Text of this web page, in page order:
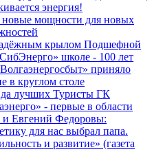
энергия!
мощности для новых
крылом Подшефной
школе - 100 лет
приняло
в круглом столе
лучших Туристы ГК
- первые в области
и Евгений Федоровы:
для нас выбрал папа.
и развитие» (газета